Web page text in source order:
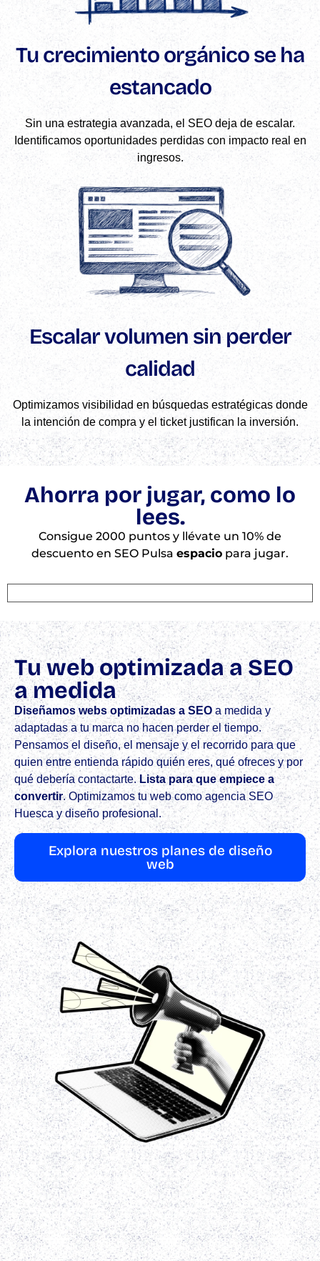
Tu crecimiento orgánico se ha
estancado
Sin una estrategia avanzada, el SEO deja de escalar.
Identificamos oportunidades perdidas con impacto real en
ingresos.
Escalar volumen sin perder
calidad
Optimizamos visibilidad en búsquedas estratégicas donde
la intención de compra y el ticket justifican la inversión.
Ahorra por jugar, como lo
lees.
Consigue 2000 puntos y llévate un 10% de
descuento en SEO Pulsa espacio para jugar.
Tu web optimizada a SEO
a medida
Diseñamos webs optimizadas a SEO a medida y
adaptadas a tu marca no hacen perder el tiempo.
Pensamos el diseño, el mensaje y el recorrido para que
quien entre entienda rápido quién eres, qué ofreces y por
qué debería contactarte.Lista para que empiece a
convertir.​ Optimizamos tu web como agencia SEO
Huesca y diseño profesional.
Explora nuestros planes de diseño
web